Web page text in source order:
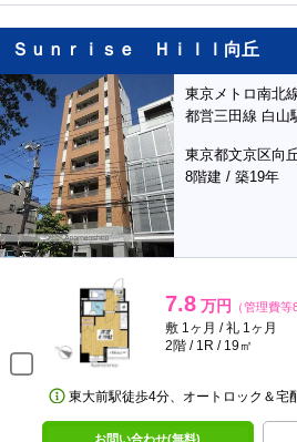
Ｓｕｎｒｉｓｅ Ｈｉｌｌ向丘
東京メトロ南北
都営三田線 白山
東京都文京区向
8階建 / 築19年
7.8 万円 （管理費等
敷 1ヶ月 / 礼 1ヶ月
2階 / 1R / 19㎡
東大前駅徒歩4分、オートロック＆
お問い合わせ(無料)